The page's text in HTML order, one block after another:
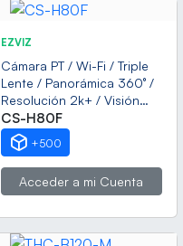
EZVIZ
Cámara PT / Wi-Fi / Triple
Lente / Panorámica 360° /
Resolución 2k+ / Visión
Nocturna a color / IA
Detección de Humanos y
Vehiculos / Alarma con
Sirena y Luz / IP67
CS-H80F
+500
Acceder a mi Cuenta